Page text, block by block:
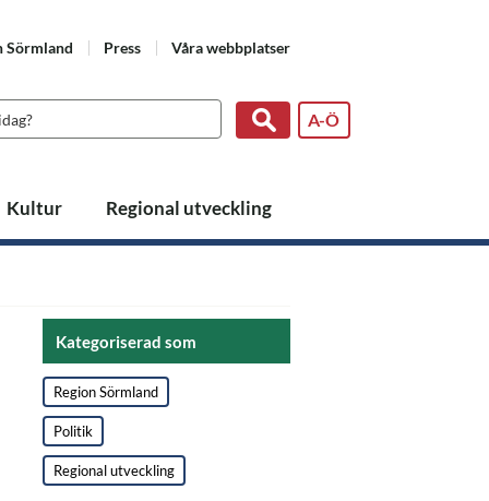
Sörmland Press Våra webbplatser
A-Ö
Kultur Regional utveckling
Kategoriserad som
Region Sörmland
Politik
Regional utveckling